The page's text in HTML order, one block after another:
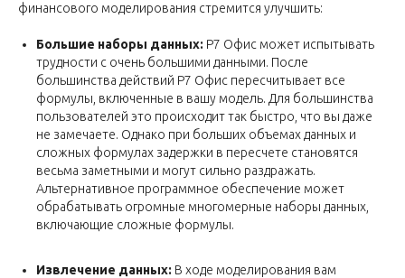
финансового моделирования стремится улучшить:
Большие наборы данных: Р7 Офис может испытывать
трудности с очень большими данными. После
большинства действий Р7 Офис пересчитывает все
формулы, включенные в вашу модель. Для большинства
пользователей это происходит так быстро, что вы даже
не замечаете. Однако при больших объемах данных и
сложных формулах задержки в пересчете становятся
весьма заметными и могут сильно раздражать.
Альтернативное программное обеспечение может
обрабатывать огромные многомерные наборы данных,
включающие сложные формулы.
Извлечение данных: В ходе моделирования вам